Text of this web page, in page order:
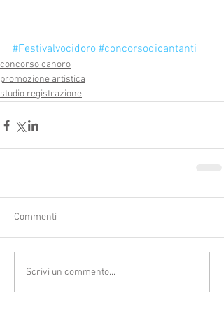
#Festivalvocidoro #concorsodicantanti
concorso canoro
promozione artistica
studio registrazione
Commenti
Scrivi un commento...